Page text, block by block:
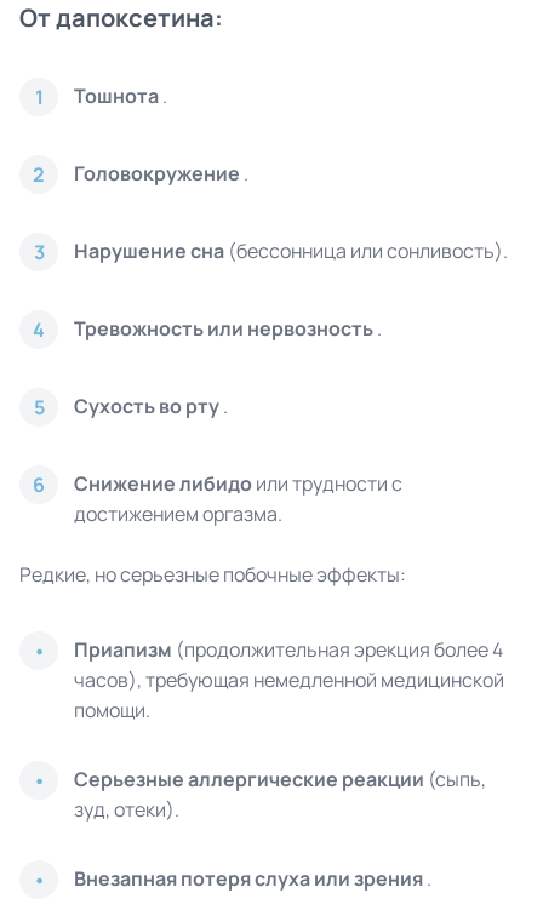
От дапоксетина:
1 Тошнота.
2 Головокружение .
3 Нарушение сна (бессонница или сонливость).
4 Тревожность или нервозность.
5 Сухость во рту.
6 Снижение либидоили трудности с
достижением оргазма.
Редкие, но серьезные побочные эффекты:
Приапизм (продолжительная эрекция более 4
часов), требующая немедленной медицинской
помощи.
Серьезные аллергические реакции (сыпь,
зуд, отеки).
Внезапная потеря слуха или зрения.